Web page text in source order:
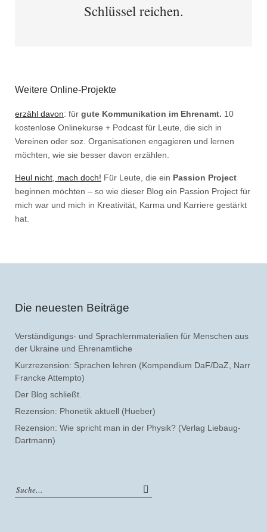
Schlüssel reichen.
Weitere Online-Projekte
erzähl davon: für gute Kommunikation im Ehrenamt. 10
kostenlose Onlinekurse + Podcast für Leute, die sich in
Vereinen oder soz. Organisationen engagieren und lernen
möchten, wie sie besser davon erzählen.
Heul nicht, mach doch! Für Leute, die ein Passion Project
beginnen möchten – so wie dieser Blog ein Passion Project für
mich war und mich in Kreativität, Karma und Karriere gestärkt
hat.
Die neuesten Beiträge
Verständigungs- und Sprachlernmaterialien für Menschen aus
der Ukraine und Ehrenamtliche
Kurzrezension: Sprachen lehren (Kompendium DaF/DaZ, Narr
Francke Attempto)
Der Blog schließt.
Rezension: Phonetik aktuell (Hueber)
Rezension: Wie spricht man in der Physik? (Verlag Liebaug-
Dartmann)